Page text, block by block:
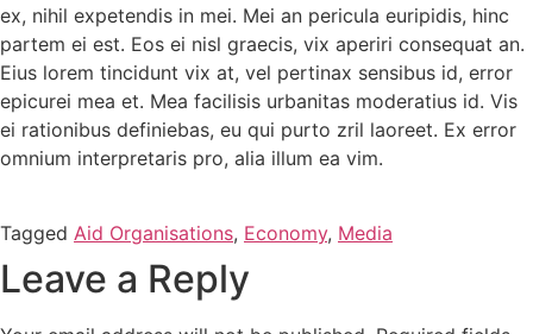
ex, nihil expetendis in mei. Mei an pericula euripidis, hinc
partem ei est. Eos ei nisl graecis, vix aperiri consequat an.
Eius lorem tincidunt vix at, vel pertinax sensibus id, error
epicurei mea et. Mea facilisis urbanitas moderatius id. Vis
ei rationibus definiebas, eu qui purto zril laoreet. Ex error
omnium interpretaris pro, alia illum ea vim.
Tagged Aid Organisations, Economy, Media
Leave a Reply